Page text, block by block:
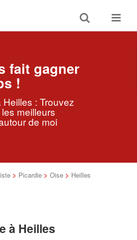
Toggle
search
Toggle
fait gagner
!
: Trouvez
meilleurs
de moi
> Picardie > Oise > Heilles
à Heilles